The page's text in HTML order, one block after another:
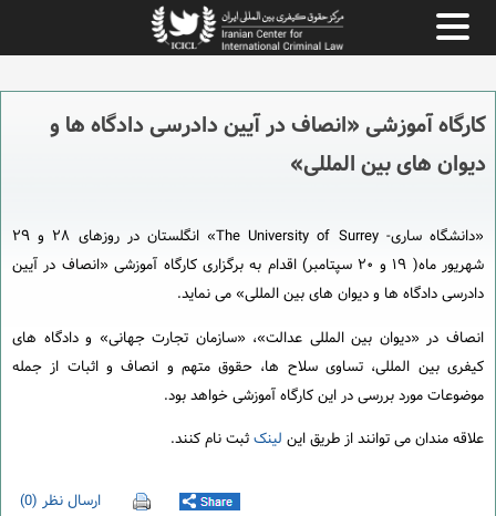
کارگاه آموزشی «انصاف در آیین دادرسی دادگاه ها و
دیوان های بین المللی»
«دانشگاه ساری- The University of Surrey» انگلستان در روزهای ۲۸ و ۲۹
شهریور ماه( ۱۹ و ۲۰ سپتامبر) اقدام به برگزاری کارگاه آموزشی «انصاف در آیین
دادرسی دادگاه ها و دیوان های بین المللی» می نماید.
انصاف در «دیوان بین المللی عدالت»، «سازمان تجارت جهانی» و دادگاه های
کیفری بین المللی، تساوی سلاح ها، حقوق متهم و انصاف و اثبات از جمله
موضوعات مورد بررسی در این کارگاه آموزشی خواهد بود.
علاقه مندان می توانند از طریق این لینکثبت نام کنند.
ارسال نظر (0)